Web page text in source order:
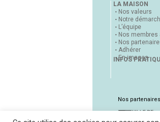
LA MAISON
Nos valeurs
Notre
L’équipe
Nos membres
Nos
Adhérer
En images
INFOS
Nos partenaires